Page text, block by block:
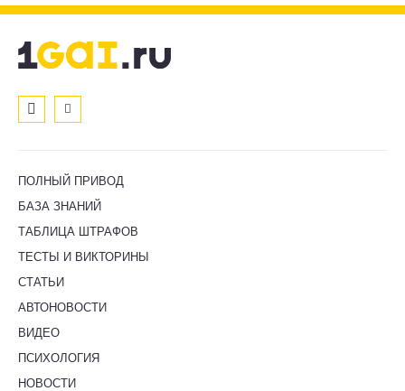
ПОЛНЫЙ ПРИВОД
БАЗА ЗНАНИЙ
ТАБЛИЦА ШТРАФОВ
ТЕСТЫ И ВИКТОРИНЫ
СТАТЬИ
АВТОНОВОСТИ
ВИДЕО
ПСИХОЛОГИЯ
НОВОСТИ